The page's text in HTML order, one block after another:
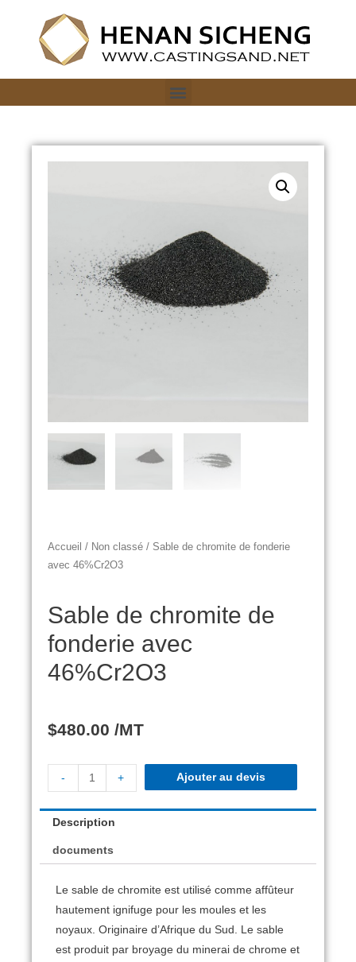
Accueil / Non classé / Sable de chromite de fonderie
avec 46%Cr2O3
Sable de chromite de
fonderie avec
46%Cr2O3
$480.00 /MT
- + Ajouter au devis
Description
documents
Le sable de chromite est utilisé comme affûteur
hautement ignifuge pour les moules et les
noyaux. Originaire d’Afrique du Sud. Le sable
est produit par broyage du minerai de chrome et